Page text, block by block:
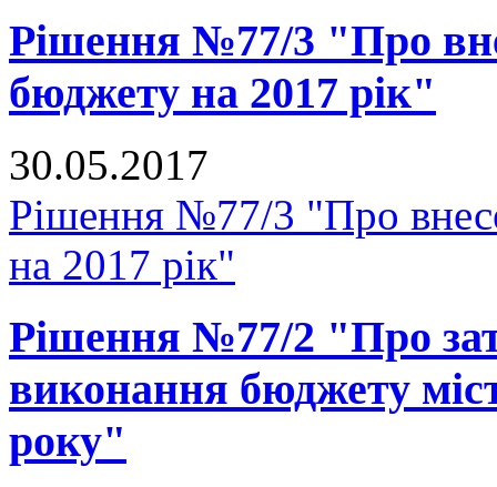
Рішення №77/3 "Про
бюджету на 2017 рік"
30.05.2017
Рішення №77/3 "Про
на 2017 рік"
Рішення №77/2 "Про
виконання бюджету
року"